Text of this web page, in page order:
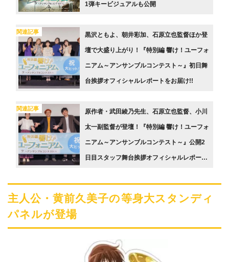
1弾キービジュアルも公開
関連記事 黒沢ともよ、朝井彩加、石原立也監督ほか登
壇で大盛り上がり！『特別編 響け！ユーフォ
ニアム～アンサンブルコンテスト～』初日舞
台挨拶オフィシャルレポートをお届け!!
関連記事 原作者・武田綾乃先生、石原立也監督、小川
太一副監督が登壇！『特別編 響け！ユーフォ
ニアム～アンサンブルコンテスト～』公開2
日目スタッフ舞台挨拶オフィシャルレポート
主人公・黄前久美子の等身大スタンディ
パネルが登場